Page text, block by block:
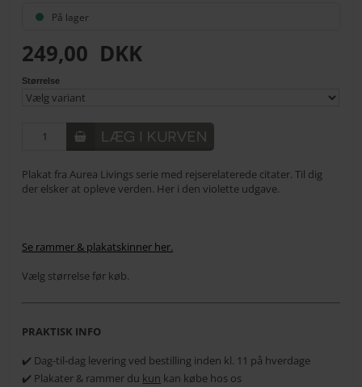
På lager
249,00 DKK
Størrelse
Plakat fra Aurea Livings serie med rejserelaterede citater. Til dig
der elsker at opleve verden. Her i den violette udgave.
Se rammer & plakatskinner her.
Vælg størrelse før køb.
PRAKTISK INFO
✔️ Dag-til-dag levering ved bestilling inden kl. 11 på hverdage
✔️ Plakater & rammer du kun kan købe hos os